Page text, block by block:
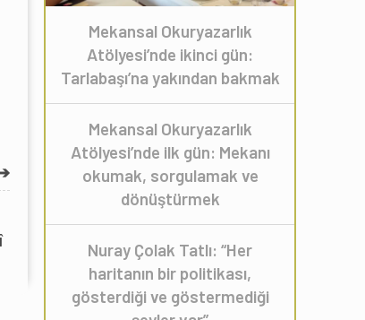
Mekansal Okuryazarlık
Atölyesi’nde ikinci gün:
Tarlabaşı’na yakından bakmak
Mekansal Okuryazarlık
Atölyesi’nde ilk gün: Mekanı
okumak, sorgulamak ve
dönüştürmek
Nuray Çolak Tatlı: “Her
haritanın bir politikası,
gösterdiği ve göstermediği